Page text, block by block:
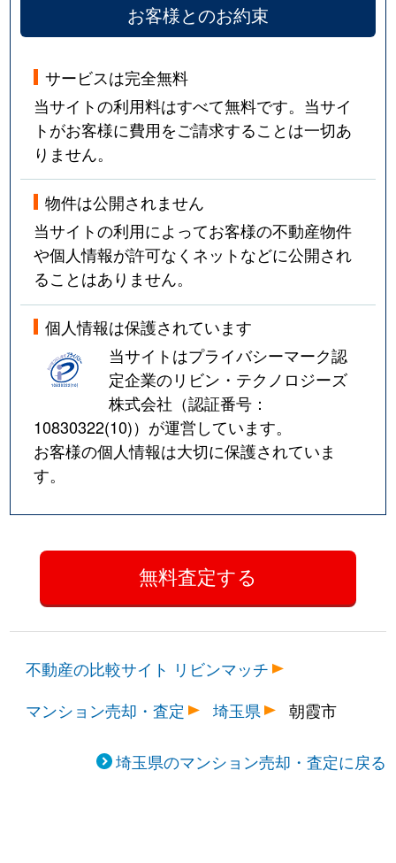
お客様とのお約束
サービスは完全無料
当サイトの利用料はすべて無料です。当サイ
トがお客様に費用をご請求することは一切あ
りません。
物件は公開されません
当サイトの利用によってお客様の不動産物件
や個人情報が許可なくネットなどに公開され
ることはありません。
個人情報は保護されています
当サイトはプライバシーマーク認
定企業のリビン・テクノロジーズ
株式会社（認証番号：
10830322(10)）が運営しています。
お客様の個人情報は大切に保護されていま
す。
不動産の比較サイト リビンマッチ
マンション売却・査定
埼玉県 朝霞市
埼玉県のマンション売却・査定に戻る